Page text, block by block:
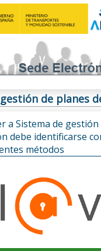
de planes
a Sistema de
debe identificarse
métodos